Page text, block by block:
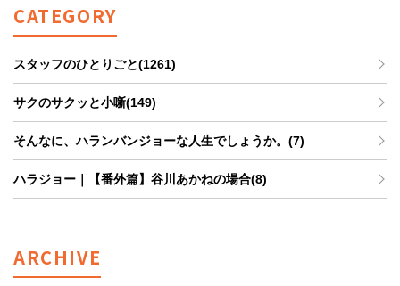
CATEGORY
スタッフのひとりごと(1261)
サクのサクッと小噺(149)
そんなに、ハランバンジョーな人生でしょうか。(7)
ハラジョー｜【番外篇】谷川あかねの場合(8)
ARCHIVE